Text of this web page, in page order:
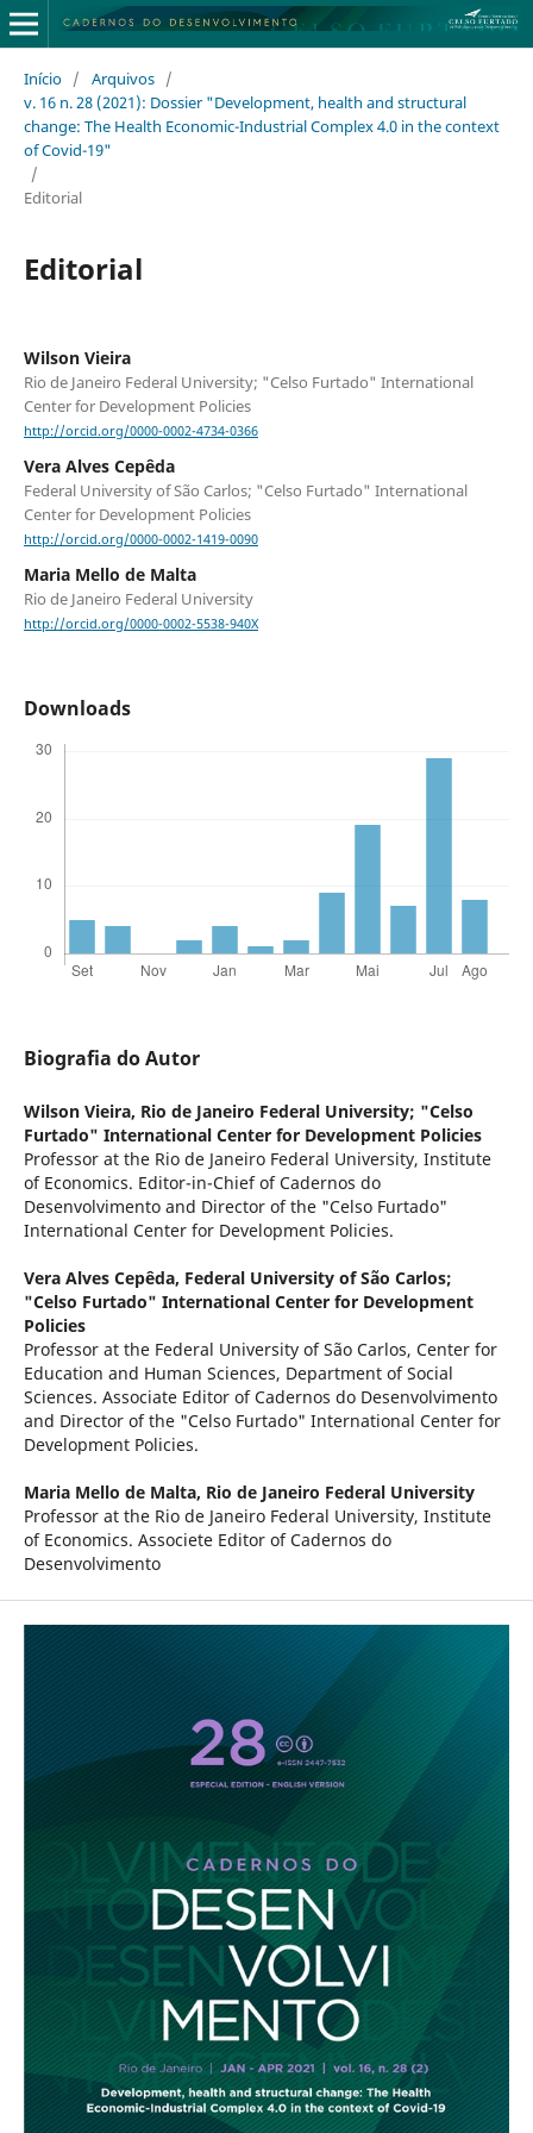
Início / Arquivos /
v. 16 n. 28 (2021): Dossier "Development, health and structural
change: The Health Economic-Industrial Complex 4.0 in the context
of Covid-19"
/
Editorial
Editorial
Wilson Vieira
Rio de Janeiro Federal University; "Celso Furtado" International
Center for Development Policies
http://orcid.org/0000-0002-4734-0366
Vera Alves Cepêda
Federal University of São Carlos; "Celso Furtado" International
Center for Development Policies
http://orcid.org/0000-0002-1419-0090
Maria Mello de Malta
Rio de Janeiro Federal University
http://orcid.org/0000-0002-5538-940X
Downloads
Biografia do Autor
Wilson Vieira, Rio de Janeiro Federal University; "Celso
Furtado" International Center for Development Policies
Professor at the Rio de Janeiro Federal University, Institute
of Economics. Editor-in-Chief of Cadernos do
Desenvolvimento and Director of the "Celso Furtado"
International Center for Development Policies.
Vera Alves Cepêda, Federal University of São Carlos;
"Celso Furtado" International Center for Development
Policies
Professor at the Federal University of São Carlos, Center for
Education and Human Sciences, Department of Social
Sciences. Associate Editor of Cadernos do Desenvolvimento
and Director of the "Celso Furtado" International Center for
Development Policies.
Maria Mello de Malta, Rio de Janeiro Federal University
Professor at the Rio de Janeiro Federal University, Institute
of Economics. Associete Editor of Cadernos do
Desenvolvimento